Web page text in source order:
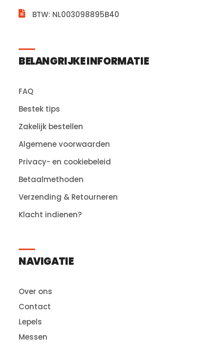
BTW: NL003098895B40
BELANGRIJKE INFORMATIE
FAQ
Bestek tips
Zakelijk bestellen
Algemene voorwaarden
Privacy- en cookiebeleid
Betaalmethoden
Verzending & Retourneren
Klacht indienen?
NAVIGATIE
Over ons
Contact
Lepels
Messen